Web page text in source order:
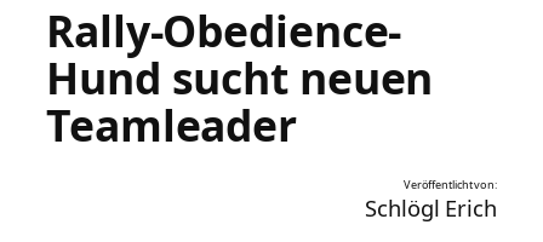
Rally-Obedience-
Hund sucht neuen
Teamleader
Veröffentlicht von:
Schlögl Erich